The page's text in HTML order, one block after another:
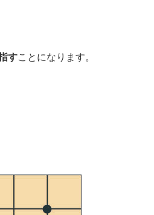
すことになります。